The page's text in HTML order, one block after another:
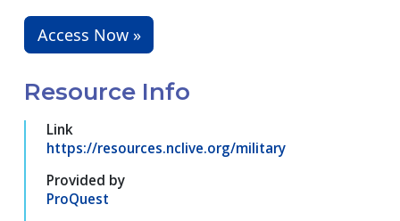
Access Now »
Resource Info
Link
https://resources.nclive.org/military
Provided by
ProQuest